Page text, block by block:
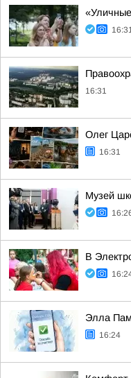
16:31
Олег
16:31
Музей
В
Элла
16:24